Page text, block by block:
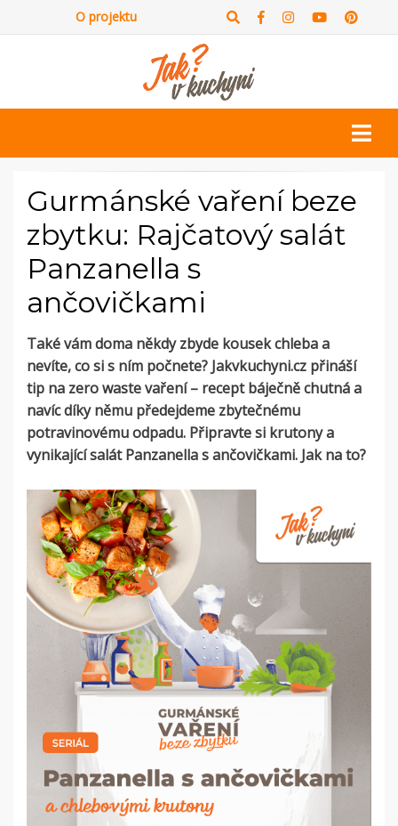
O projektu
Gurmánské vaření beze
zbytku: Rajčatový salát
Panzanella s
ančovičkami
Také vám doma někdy zbyde kousek chleba a
nevíte, co si s ním počnete? Jakvkuchyni.cz přináší
tip na zero waste vaření – recept báječně chutná a
navíc díky němu předejdeme zbytečnému
potravinovému odpadu. Připravte si krutony a
vynikající salát Panzanella s ančovičkami. Jak na to?